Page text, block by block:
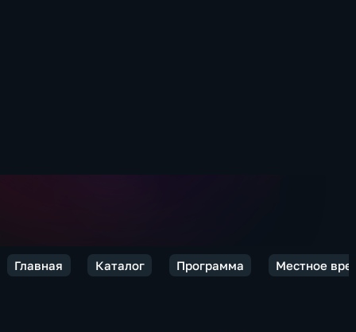
Главная Каталог Программа Местное